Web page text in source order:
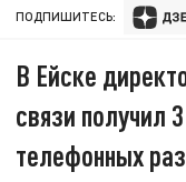
ПОДПИШИТЕСЬ:
В Ейске
связи получил
телефонных